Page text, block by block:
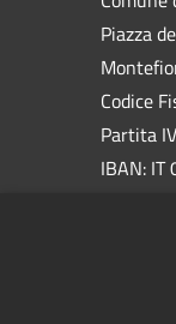
Piazza
Codice
Partita
IBAN: